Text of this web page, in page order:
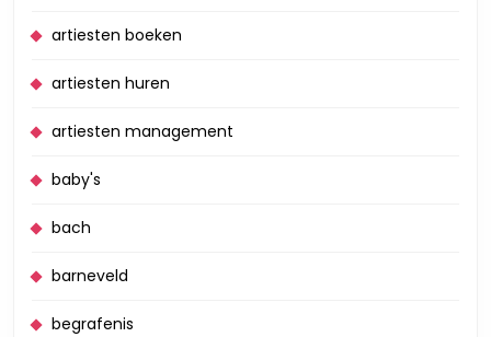
artiesten boeken
artiesten huren
artiesten management
baby's
bach
barneveld
begrafenis